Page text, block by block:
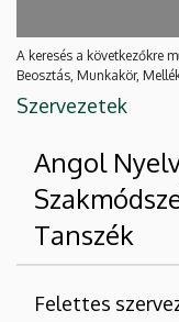
A keresés a következőkre
Beosztás, Munkakör,
Szervezetek
Angol
Tanszék
Felettes